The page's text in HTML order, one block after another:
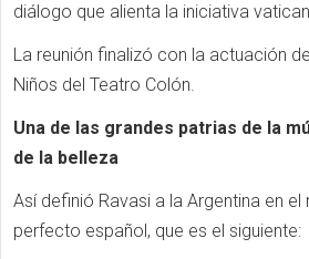
diálogo que alienta la iniciativa
La reunión finalizó con la actuación
Niños del Teatro Colón.
Una de las grandes patrias de la
de la belleza
Así definió Ravasi a la Argentina en
perfecto español, que es el siguiente: